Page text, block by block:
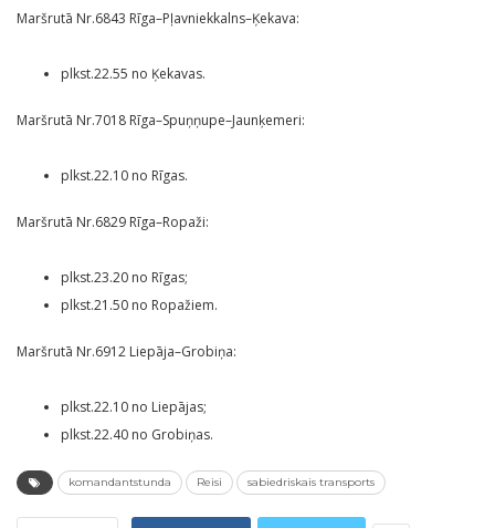
Maršrutā Nr.6843 Rīga–Pļavniekkalns–Ķekava:
plkst.22.55 no Ķekavas.
Maršrutā Nr.7018 Rīga–Spuņņupe–Jaunķemeri:
plkst.22.10 no Rīgas.
Maršrutā Nr.6829 Rīga–Ropaži:
plkst.23.20 no Rīgas;
plkst.21.50 no Ropažiem.
Maršrutā Nr.6912 Liepāja–Grobiņa:
plkst.22.10 no Liepājas;
plkst.22.40 no Grobiņas.
komandantstunda Reisi sabiedriskais transports